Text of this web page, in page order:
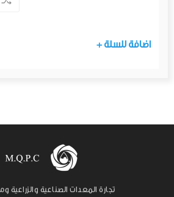
+ اضافة للسلة
تجارة المعدات الصناعية والزراعية